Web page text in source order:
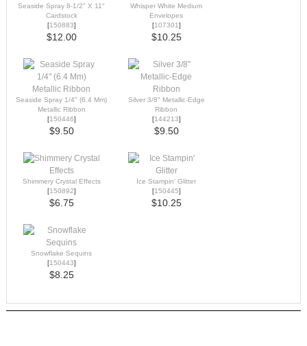
Seaside Spray 8-1/2" X 11"
Cardstock
[150883]
$12.00
Whisper White Medium
Envelopes
[107301]
$10.25
Seaside Spray 1/4" (6.4 Mm)
Metallic Ribbon
[150446]
$9.50
Silver 3/8" Metallic-Edge
Ribbon
[144213]
$9.50
Shimmery Crystal Effects
[150892]
$6.75
Ice Stampin' Glitter
[150445]
$10.25
Snowflake Sequins
[150443]
$8.25